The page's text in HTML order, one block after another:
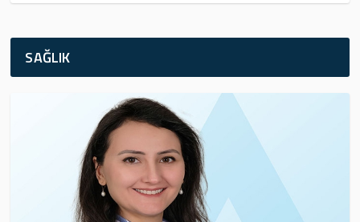
SAĞLIK